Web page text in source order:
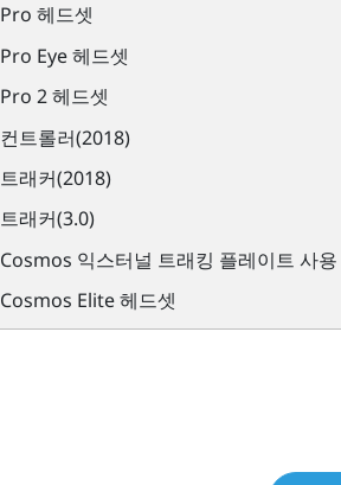
Pro 헤드셋
Pro Eye 헤드셋
Pro 2 헤드셋
컨트롤러(2018)
트래커(2018)
트래커(3.0)
Cosmos 익스터널 트래킹 플레이트 사용
Cosmos Elite 헤드셋